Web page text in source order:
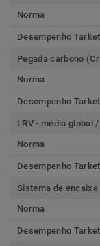
Norma
Desempenho
Pegada carbono
Norma
Desempenho
LRV - média global
Norma
Desempenho
Sistema de encaixe
Norma
Desempenho